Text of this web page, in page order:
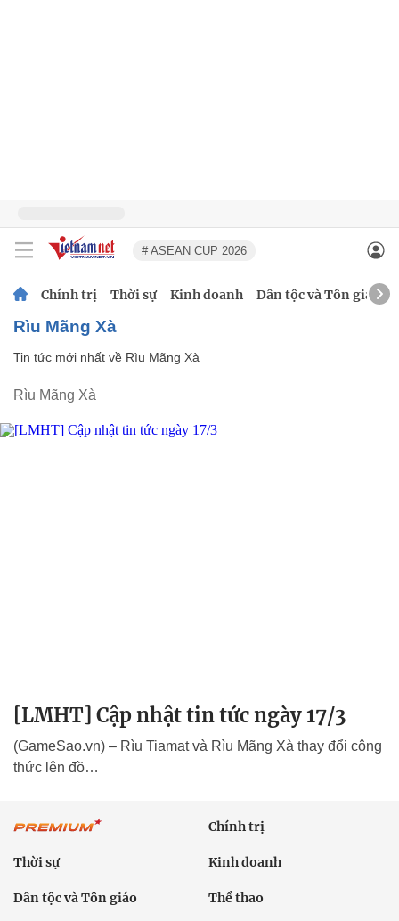
# ASEAN CUP 2026
Chính trị Thời sự Kinh doanh Dân tộc và Tôn giáo
Rìu Mãng Xà
Tin tức mới nhất về Rìu Mãng Xà
Rìu Mãng Xà
[LMHT] Cập nhật tin tức ngày 17/3
(GameSao.vn) – Rìu Tiamat và Rìu Mãng Xà thay đổi công
thức lên đồ…
Chính trị
Thời sự Kinh doanh
Dân tộc và Tôn giáo Thể thao